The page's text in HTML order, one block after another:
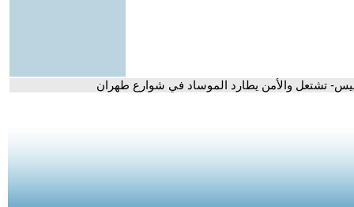
تشتعل والأمن يطارد الموساد في شوارع طهران